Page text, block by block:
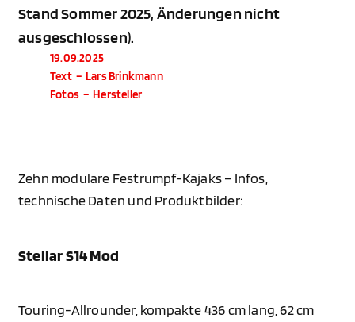
Stand Sommer 2025, Änderungen nicht
ausgeschlossen).
19.09.2025
Text – Lars Brinkmann
Fotos – Hersteller
Zehn modulare Festrumpf-Kajaks – Infos,
technische Daten und Produktbilder:
Stellar S14 Mod
Touring-Allrounder, kompakte 436 cm lang, 62 cm